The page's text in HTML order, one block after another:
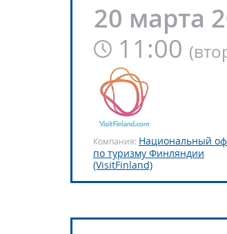
20 марта
11:00 (
Компания: Национальный
по туризму Финляндии
(VisitFinland)